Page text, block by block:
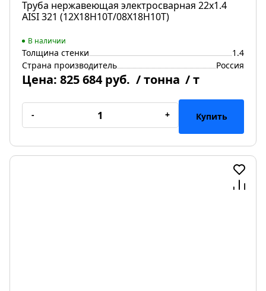
Труба нержавеющая электросварная 22х1.4
AISI 321 (12Х18Н10Т/08Х18Н10Т)
В наличии
Толщина стенки
1.4
Страна производитель
Россия
Цена: 825 684 руб. / тонна / т
- + Купить